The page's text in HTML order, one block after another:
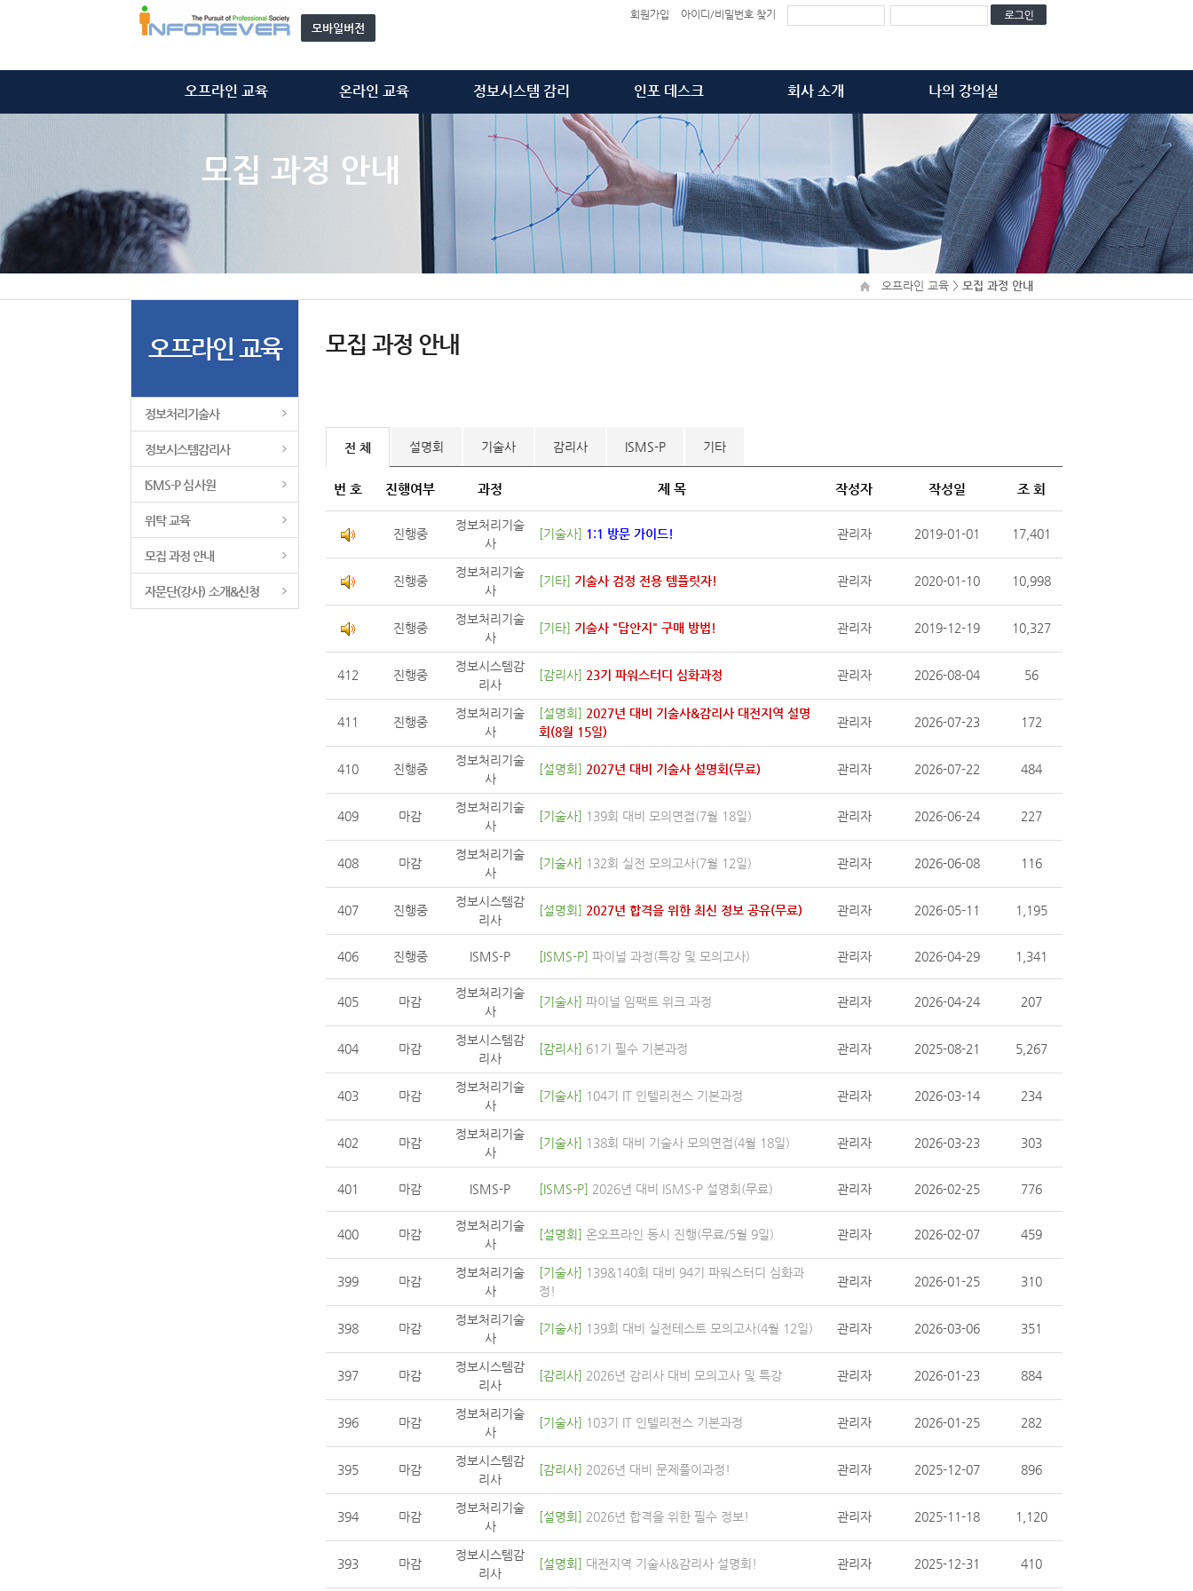
회원가입 아이디/비밀번호 찾기
모바일버전
오프라인 교육
정보시스템감리사
ISMS-P 심사원
자문단(강사) 소개&신청
온라인 교육
정보시스템감리사
ISMS-P 심사원
개인정보관리사(CPPG)
정보시스템 감리
감리 개요 및 법령
감리서비스 범위
감리서비스 수행절차
감리원 Pool 소개&신청
감리 및 정보보호공시 의뢰
인포 데스크
공지사항
출간 서적
가입인사 & News
Q&A
동영상 해결 방법
회사 소개
고객사
찾아오시는 길
나의 강의실
학습 강좌
결제 내역
장바구니
모집 과정 안내
오프라인 교육 > 모집 과정 안내
오프라인 교육
정보처리기술사
정보시스템감리사
ISMS-P 심사원
위탁 교육
모집 과정 안내
자문단(강사) 소개&신청
모집 과정 안내
전 체 설명회 기술사 감리사 ISMS-P 기타
번 호 진행여부 과정 제 목 작성자 작성일 조 회
진행중
정보처리기술
사
[기술사] 1:1 방문 가이드! 관리자 2019-01-01 17,401
진행중
정보처리기술
사
[기타] 기술사 검정 전용 템플릿자! 관리자 2020-01-10 10,998
진행중
정보처리기술
사
[기타] 기술사 "답안지" 구매 방법! 관리자 2019-12-19 10,327
412 진행중
정보시스템감
리사
[감리사] 23기 파워스터디 심화과정 관리자 2026-08-04 56
411 진행중
정보처리기술
사
[설명회] 2027년 대비 기술사&감리사 대전지역 설명
회(8월 15일)
관리자 2026-07-23 172
410 진행중
정보처리기술
사
[설명회] 2027년 대비 기술사 설명회(무료) 관리자 2026-07-22 484
409 마감
정보처리기술
사
[기술사] 139회 대비 모의면접(7월 18일) 관리자 2026-06-24 227
408 마감
정보처리기술
사
[기술사] 132회 실전 모의고사(7월 12일) 관리자 2026-06-08 116
407 진행중
정보시스템감
리사
[설명회] 2027년 합격을 위한 최신 정보 공유(무료) 관리자 2026-05-11 1,195
406 진행중 ISMS-P [ISMS-P] 파이널 과정(특강 및 모의고사) 관리자 2026-04-29 1,341
405 마감
정보처리기술
사
[기술사] 파이널 임팩트 위크 과정 관리자 2026-04-24 207
404 마감
정보시스템감
리사
[감리사] 61기 필수 기본과정 관리자 2025-08-21 5,267
403 마감
정보처리기술
사
[기술사] 104기 IT 인텔리전스 기본과정 관리자 2026-03-14 234
402 마감
정보처리기술
사
[기술사] 138회 대비 기술사 모의면접(4월 18일) 관리자 2026-03-23 303
401 마감 ISMS-P [ISMS-P] 2026년 대비 ISMS-P 설명회(무료) 관리자 2026-02-25 776
400 마감
정보처리기술
사
[설명회] 온오프라인 동시 진행(무료/5월 9일) 관리자 2026-02-07 459
399 마감
정보처리기술
사
[기술사] 139&140회 대비 94기 파워스터디 심화과
정!
관리자 2026-01-25 310
398 마감
정보처리기술
사
[기술사] 139회 대비 실전테스트 모의고사(4월 12일) 관리자 2026-03-06 351
397 마감
정보시스템감
리사
[감리사] 2026년 감리사 대비 모의고사 및 특강 관리자 2026-01-23 884
396 마감
정보처리기술
사
[기술사] 103기 IT 인텔리전스 기본과정 관리자 2026-01-25 282
395 마감
정보시스템감
리사
[감리사] 2026년 대비 문제풀이과정! 관리자 2025-12-07 896
394 마감
정보처리기술
사
[설명회] 2026년 합격을 위한 필수 정보! 관리자 2025-11-18 1,120
393 마감
정보시스템감
리사
[설명회] 대전지역 기술사&감리사 설명회! 관리자 2025-12-31 410